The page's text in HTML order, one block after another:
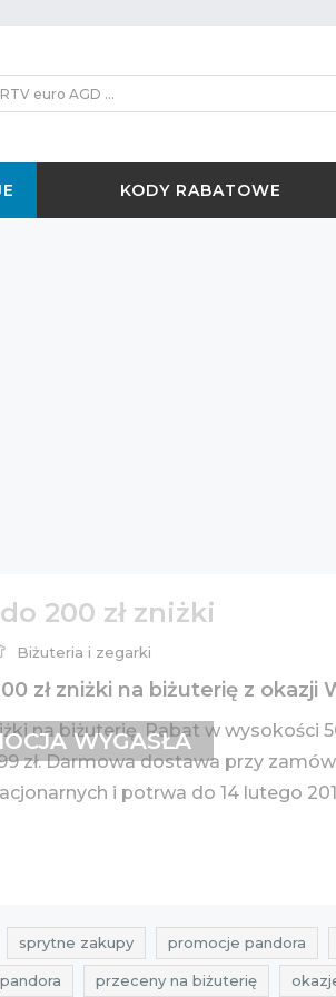
KODY RABATOWE
200 zł zniżki
Biżuteria i zegarki
zł zniżki na biżuterię z okazji
na biżuterię. Rabat w wysokości
zł. Darmowa dostawa przy
i potrwa do 14 lutego
WYGASŁA
sprytne zakupy promocje pandora
przeceny na biżuterię